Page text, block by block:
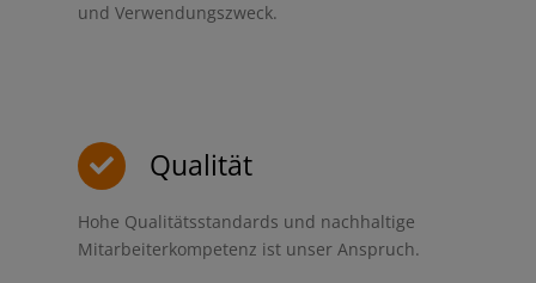
und Verwendungszweck.
Qualität
Hohe Qualitätsstandards und nachhaltige
Mitarbeiterkompetenz ist unser Anspruch.